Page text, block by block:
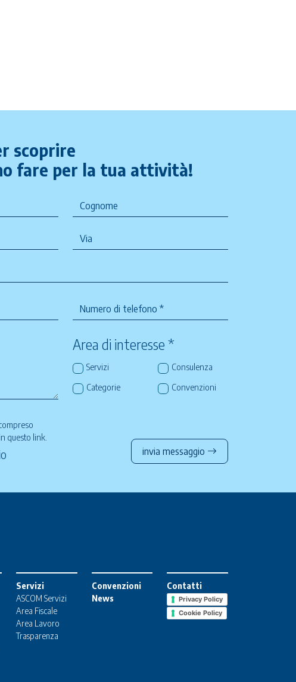
scoprire
fare per la tua attività!
Area di interesse *
Servizi
Consulenza
Categorie
Convenzioni
questo link
invia messaggio
Servizi
ASCOM Servizi
Area Fiscale
Area Lavoro
Trasparenza
Convenzioni
News
Contatti
Privacy Policy
Cookie Policy